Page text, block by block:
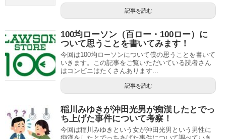
記事を読む
100均ローソン（百ロー・100ロー）に
ついて思うことを書いてみます！
今回は100均ローソンについて僕の思うことを書いて
いきます。この記事をご覧いただいている読者さん
はコンビニはたくさんあります...
記事を読む
稲川みゆきが沖田光男が痴漢したとでっ
ち上げた事件について考察！
今回は稲川みゆきという女が沖田光男という男性に